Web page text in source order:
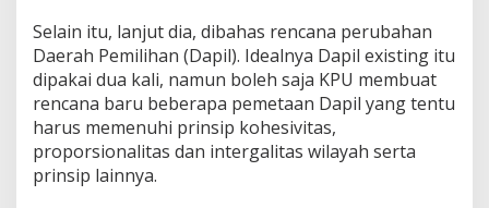
Selain itu, lanjut dia, dibahas rencana perubahan
Daerah Pemilihan (Dapil). Idealnya Dapil existing itu
dipakai dua kali, namun boleh saja KPU membuat
rencana baru beberapa pemetaan Dapil yang tentu
harus memenuhi prinsip kohesivitas,
proporsionalitas dan intergalitas wilayah serta
prinsip lainnya.